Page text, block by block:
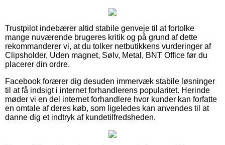
Trustpilot indebærer altid stabile genveje til at fortolke
mange nuværende brugeres kritik og på grund af dette
rekommanderer vi, at du tolker netbutikkens vurderinger af
Clipsholder, Uden magnet, Sølv, Metal, BNT Office før du
placerer din ordre.
Facebook forærer dig desuden immervæk stabile løsninger
til at få indsigt i internet forhandlerens popularitet. Herinde
møder vi en del internet forhandlere hvor kunder kan forfatte
en omtale af deres køb, som ligeledes kan anvendes til at
danne dig et indtryk af kundetilfredsheden.